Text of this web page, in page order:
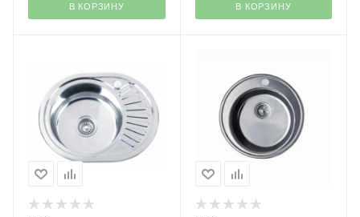
В КОРЗИНУ В КОРЗИНУ